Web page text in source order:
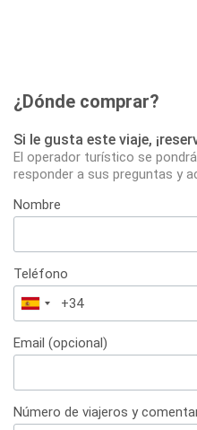
¿Dónde comprar?
Si le gusta este viaje,
El operador turístico se
responder a sus preguntas y
Nombre
Teléfono
España
+34
Email (opcional)
Número de viajeros y